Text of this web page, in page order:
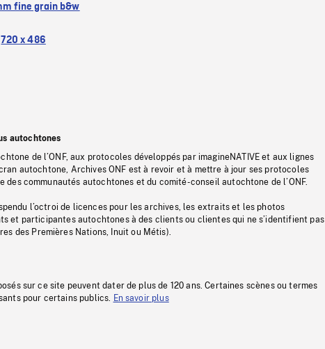
fine grain b&w
720 x 486
autochtones
de l’ONF, aux protocoles développés par imagineNATIVE et aux lignes
autochtone, Archives ONF est à revoir et à mettre à jour ses protocoles
des communautés autochtones et du comité-conseil autochtone de l’ONF.
l’octroi de licences pour les archives, les extraits et les photos
et participantes autochtones à des clients ou clientes qui ne s’identifient pas
des Premières Nations, Inuit ou Métis).
sur ce site peuvent dater de plus de 120 ans. Certaines scènes ou termes
pour certains publics.
En savoir plus